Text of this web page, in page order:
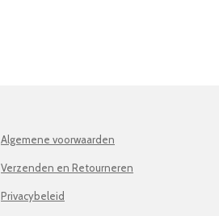
Algemene voorwaarden
Verzenden en Retourneren
Privacybeleid